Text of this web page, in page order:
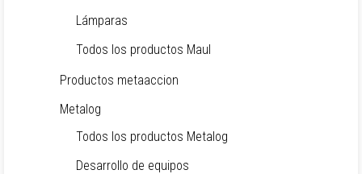
Lámparas
Todos los productos Maul
Productos metaaccion
Metalog
Todos los productos Metalog
Desarrollo de equipos